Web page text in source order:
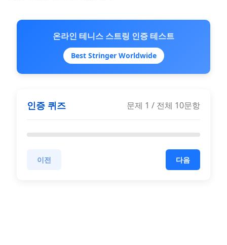
온라인 테니스 스트링 인증 테스트
Best Stringer Worldwide
인증 퀴즈 문제 1 / 전체 10문항
이전 다음